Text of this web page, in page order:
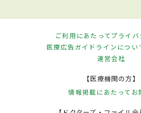
ご利用にあたってプライ
医療広告ガイドラインについ
運営会社
【医療機関の方】
情報掲載にあたって お